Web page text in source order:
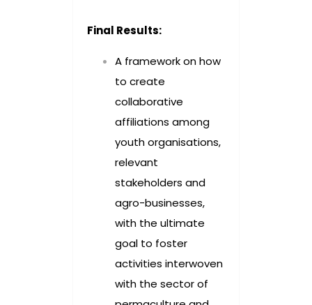
Final Results:
A framework on how
to create
collaborative
affiliations among
youth organisations,
relevant
stakeholders and
agro-businesses,
with the ultimate
goal to foster
activities interwoven
with the sector of